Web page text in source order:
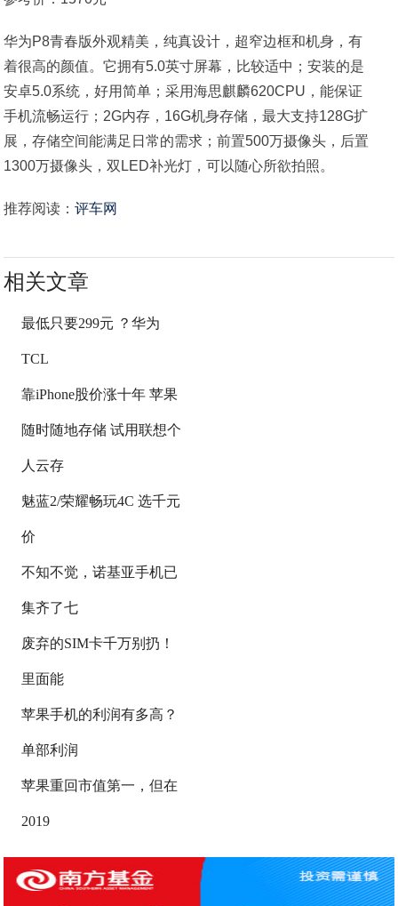
华为P8青春版外观精美，纯真设计，超窄边框和机身，有
着很高的颜值。它拥有5.0英寸屏幕，比较适中；安装的是
安卓5.0系统，好用简单；采用海思麒麟620CPU，能保证
手机流畅运行；2G内存，16G机身存储，最大支持128G扩
展，存储空间能满足日常的需求；前置500万摄像头，后置
1300万摄像头，双LED补光灯，可以随心所欲拍照。
推荐阅读：评车网
相关文章
最低只要299元 ？华为
TCL
靠iPhone股价涨十年 苹果
随时随地存储 试用联想个
人云存
魅蓝2/荣耀畅玩4C 选千元
价
不知不觉，诺基亚手机已
集齐了七
废弃的SIM卡千万别扔！
里面能
苹果手机的利润有多高？
单部利润
苹果重回市值第一，但在
2019